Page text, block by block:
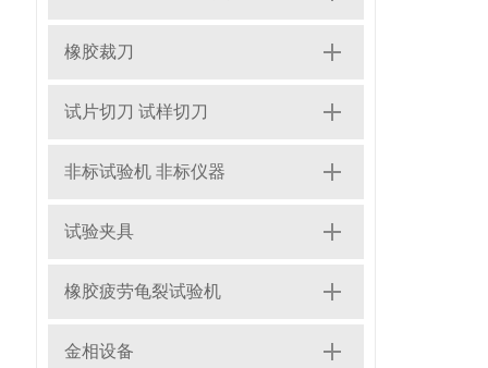
橡胶裁刀
试片切刀 试样切刀
非标试验机 非标仪器
试验夹具
橡胶疲劳龟裂试验机
金相设备